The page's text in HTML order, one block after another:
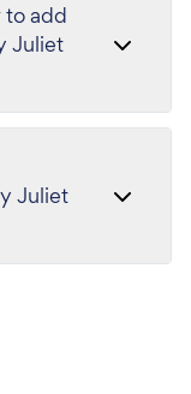
to add
Juliet
Juliet